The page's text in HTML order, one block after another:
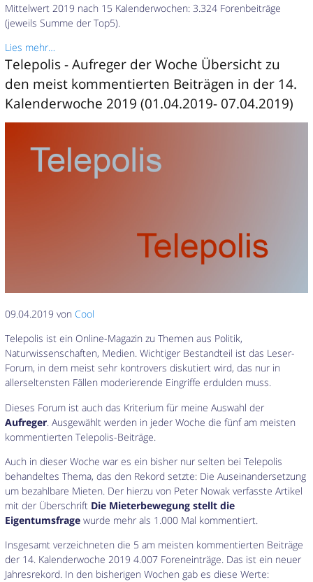
Mittelwert 2019 nach 15 Kalenderwochen: 3.324 Forenbeiträge
(jeweils Summe der Top5).
Lies mehr…
Telepolis - Aufreger der Woche Übersicht zu
den meist kommentierten Beiträgen in der 14.
Kalenderwoche 2019 (01.04.2019- 07.04.2019)
09.04.2019 vonCool
Telepolis ist ein Online-Magazin zu Themen aus Politik,
Naturwissenschaften, Medien. Wichtiger Bestandteil ist das Leser-
Forum, in dem meist sehr kontrovers diskutiert wird, das nur in
allerseltensten Fällen moderierende Eingriffe erdulden muss.
Dieses Forum ist auch das Kriterium für meine Auswahl der
Aufreger . Ausgewählt werden in jeder Woche die fünf am meisten
kommentierten Telepolis-Beiträge.
Auch in dieser Woche war es ein bisher nur selten bei Telepolis
behandeltes Thema, das den Rekord setzte: Die Auseinandersetzung
um bezahlbare Mieten. Der hierzu von Peter Nowak verfasste Artikel
mit der Überschrift Die Mieterbewegung stellt die
Eigentumsfrage wurde mehr als 1.000 Mal kommentiert.
Insgesamt verzeichneten die 5 am meisten kommentierten Beiträge
der 14. Kalenderwoche 2019 4.007 Foreneinträge. Das ist ein neuer
Jahresrekord. In den bisherigen Wochen gab es diese Werte: